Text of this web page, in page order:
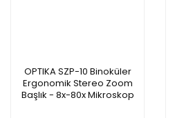
OPTIKA SZP-10 Binoküler
Ergonomik Stereo Zoom
Başlık - 8x-80x Mikroskop